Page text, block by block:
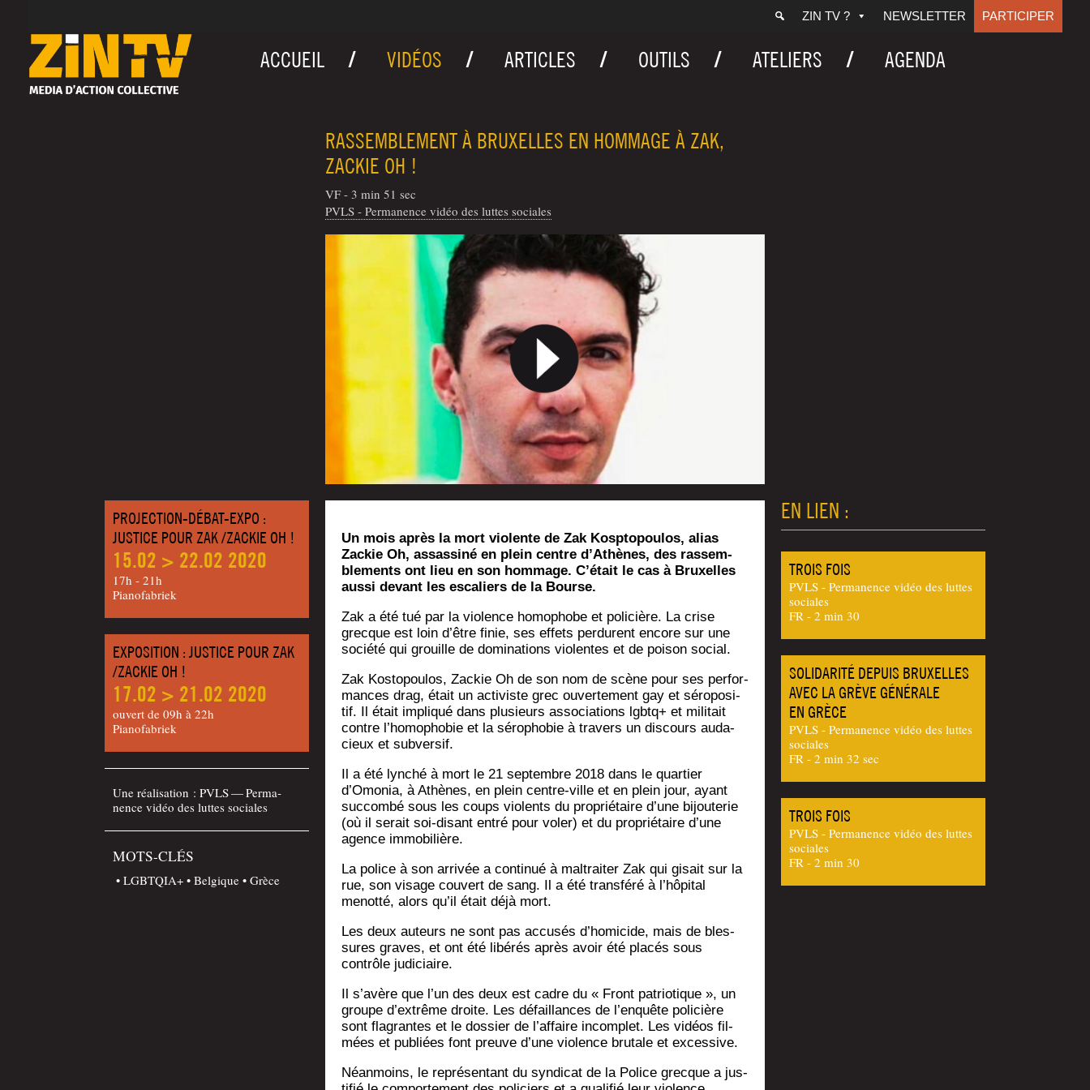
ZIN TV ? NEWSLETTER PARTICIPER
ACCUEIL VIDÉOS ARTICLES OUTILS ATELIERS AGENDA
RASSEMBLEMENT À BRUXELLES EN HOMMAGE À ZAK,
ZACKIE OH !
VF - 3 min 51 sec
PVLS - Permanence vidéo des luttes sociales
PROJECTION-DÉBAT-EXPO :
JUSTICE POUR ZAK /ZACKIE OH !
15.02 > 22.02 2020
17h - 21h
Pianofabriek
EXPOSITION : JUSTICE POUR ZAK
/ZACKIE OH !
17.02 > 21.02 2020
ouvert de 09h à 22h
Pianofabriek
Une réa­li­sa­tion : PVLS — Per­ma­
nence vidéo des luttes sociales
MOTS-CLÉS
LGBTQIA+ Belgique Grèce
Un mois après la mort vio­lente de Zak Kosp­to­pou­los, alias
Zackie Oh, assas­si­né en plein centre d’A­thènes, des ras­sem­
ble­ments ont lieu en son hom­mage. C’é­tait le cas à Bruxelles
aus­si devant les esca­liers de la Bourse.
Zak a été tué par la vio­lence homo­phobe et poli­cière. La crise
grecque est loin d’être finie, ses effets per­durent encore sur une
socié­té qui grouille de domi­na­tions vio­lentes et de poi­son social.
Zak Kos­to­pou­los, Zackie Oh de son nom de scène pour ses per­for­
mances drag, était un acti­viste grec ouver­te­ment gay et séro­po­si­
tif. Il était impli­qué dans plu­sieurs asso­cia­tions lgbtq+ et mili­tait
contre l’homophobie et la séro­pho­bie à tra­vers un dis­cours auda­
cieux et subversif.
Il a été lyn­ché à mort le 21 sep­tembre 2018 dans le quar­tier
d’Omonia, à Athènes, en plein centre-ville et en plein jour, ayant
suc­com­bé sous les coups vio­lents du pro­prié­taire d’une bijou­te­rie
(où il serait soi-disant entré pour voler) et du pro­prié­taire d’une
agence immobilière.
La police à son arri­vée a conti­nué à mal­trai­ter Zak qui gisait sur la
rue, son visage cou­vert de sang. Il a été trans­fé­ré à l’hôpital
menot­té, alors qu’il était déjà mort.
Les deux auteurs ne sont pas accu­sés d’homicide, mais de bles­
sures graves, et ont été libé­rés après avoir été pla­cés sous
contrôle judiciaire.
Il s’avère que l’un des deux est cadre du « Front patrio­tique », un
groupe d’extrême droite. Les défaillances de l’enquête poli­cière
sont fla­grantes et le dos­sier de l’affaire incom­plet. Les vidéos fil­
mées et publiées font preuve d’une vio­lence bru­tale et excessive.
Néan­moins, le repré­sen­tant du syn­di­cat de la Police grecque a jus­
EN LIEN :
TROIS FOIS
PVLS - Permanence vidéo des luttes
sociales
FR - 2 min 30
SOLIDARITÉ DEPUIS BRUXELLES
AVEC LA GRÈVE GÉNÉRALE
EN GRÈCE
PVLS - Permanence vidéo des luttes
sociales
FR - 2 min 32 sec
TROIS FOIS
PVLS - Permanence vidéo des luttes
sociales
FR - 2 min 30